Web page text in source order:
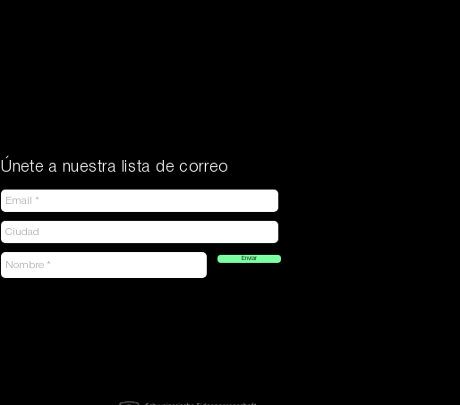
Únete a nuestra lista de correo
Enviar